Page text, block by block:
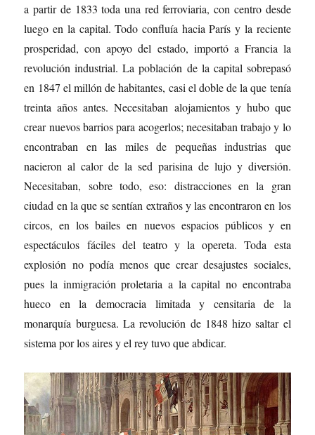
a partir de 1833 toda una red ferroviaria, con centro desde
luego en la capital. Todo confluía hacia París y la reciente
prosperidad, con apoyo del estado, importó a Francia la
revolución industrial. La población de la capital sobrepasó
en 1847 el millón de habitantes, casi el doble de la que tenía
treinta años antes. Necesitaban alojamientos y hubo que
crear nuevos barrios para acogerlos; necesitaban trabajo y lo
encontraban en las miles de pequeñas industrias que
nacieron al calor de la sed parisina de lujo y diversión.
Necesitaban, sobre todo, eso: distracciones en la gran
ciudad en la que se sentían extraños y las encontraron en los
circos, en los bailes en nuevos espacios públicos y en
espectáculos fáciles del teatro y la opereta. Toda esta
explosión no podía menos que crear desajustes sociales,
pues la inmigración proletaria a la capital no encontraba
hueco en la democracia limitada y censitaria de la
monarquía burguesa. La revolución de 1848 hizo saltar el
sistema por los aires y el rey tuvo que abdicar.